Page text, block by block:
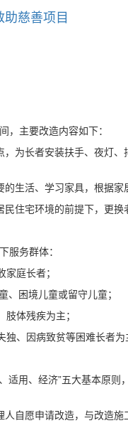
慈善项目
，主要改造内容如下：
为长者安装扶手、夜灯
生活、学习家具，根据
住宅环境的前提下，更
服务群体：
庭长者；
困境儿童或留守儿童；
体残疾为主；
、因病致贫等困难长者
适用、经济”五大基本原
自愿申请改造，与改造